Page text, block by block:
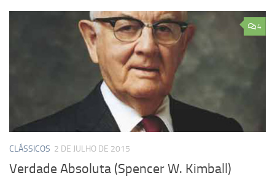
4
CLÁSSICOS 2 DE JULHO DE 2015
Verdade Absoluta (Spencer W. Kimball)